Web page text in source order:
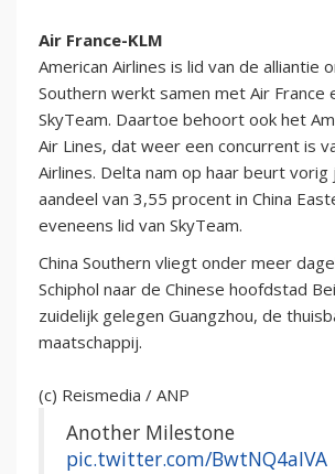
Air France-KLM
American Airlines is lid van de alliantie
Southern werkt samen met Air France
SkyTeam. Daartoe behoort ook het
Air Lines, dat weer een concurrent is
Airlines. Delta nam op haar beurt vorig
aandeel van 3,55 procent in China
eveneens lid van SkyTeam.
China Southern vliegt onder meer
Schiphol naar de Chinese hoofdstad
zuidelijk gelegen Guangzhou, de
maatschappij.
(c) Reismedia / ANP
Another Milestone
pic.twitter.com/BwtNQ4aIVA